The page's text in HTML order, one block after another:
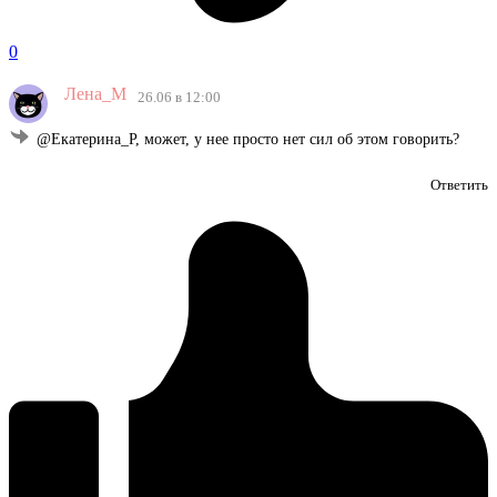
0
Лена_М 26.06 в 12:00
@Екатерина_Р, может, у нее просто нет сил об этом говорить?
Ответить